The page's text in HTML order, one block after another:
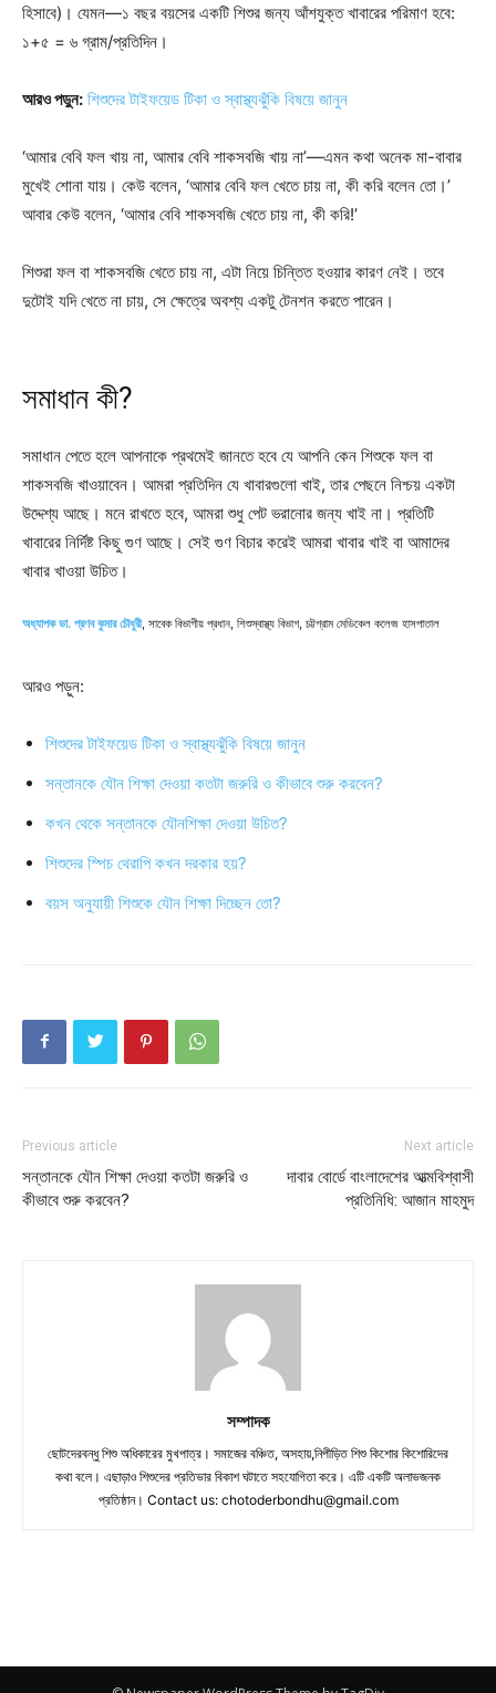
হিসাবে)। যেমন—১ বছর বয়সের একটি শিশুর জন্য আঁশযুক্ত খাবারের পরিমাণ হবে:
১+৫ = ৬ গ্রাম/প্রতিদিন।
আরও পড়ুন: শিশুদের টাইফয়েড টিকা ও স্বাস্থ্যঝুঁকি বিষয়ে জানুন
‘আমার বেবি ফল খায় না, আমার বেবি শাকসবজি খায় না’—এমন কথা অনেক মা-বাবার
মুখেই শোনা যায়। কেউ বলেন, ‘আমার বেবি ফল খেতে চায় না, কী করি বলেন তো।’
আবার কেউ বলেন, ‘আমার বেবি শাকসবজি খেতে চায় না, কী করি!’
শিশুরা ফল বা শাকসবজি খেতে চায় না, এটা নিয়ে চিন্তিত হওয়ার কারণ নেই। তবে
দুটোই যদি খেতে না চায়, সে ক্ষেত্রে অবশ্য একটু টেনশন করতে পারেন।
সমাধান কী?
সমাধান পেতে হলে আপনাকে প্রথমেই জানতে হবে যে আপনি কেন শিশুকে ফল বা
শাকসবজি খাওয়াবেন। আমরা প্রতিদিন যে খাবারগুলো খাই, তার পেছনে নিশ্চয় একটা
উদ্দেশ্য আছে। মনে রাখতে হবে, আমরা শুধু পেট ভরানোর জন্য খাই না। প্রতিটি
খাবারের নির্দিষ্ট কিছু গুণ আছে। সেই গুণ বিচার করেই আমরা খাবার খাই বা আমাদের
খাবার খাওয়া উচিত।
অধ্যাপক ডা. প্রণব কুমার চৌধুরী, সাবেক বিভাগীয় প্রধান, শিশুস্বাস্থ্য বিভাগ, চট্টগ্রাম মেডিকেল কলেজ হাসপাতাল
আরও পড়ুন:
শিশুদের টাইফয়েড টিকা ও স্বাস্থ্যঝুঁকি বিষয়ে জানুন
সন্তানকে যৌন শিক্ষা দেওয়া কতটা জরুরি ও কীভাবে শুরু করবেন?
কখন থেকে সন্তানকে যৌনশিক্ষা দেওয়া উচিত?
শিশুদের স্পিচ থেরাপি কখন দরকার হয়?
বয়স অনুযায়ী শিশুকে যৌন শিক্ষা দিচ্ছেন তো?
Previous article
সন্তানকে যৌন শিক্ষা দেওয়া কতটা জরুরি ও
কীভাবে শুরু করবেন?
Next article
দাবার বোর্ডে বাংলাদেশের আত্মবিশ্বাসী
প্রতিনিধি: আজান মাহমুদ
সম্পাদক
ছোটদেরবন্ধু শিশু অধিকারের মুখপাত্র। সমাজের বঞ্চিত, অসহায়,নিপীড়িত শিশু কিশোর কিশোরিদের
কথা বলে। এছাড়াও শিশুদের প্রতিভার বিকাশ ঘটাতে সহযোগিতা করে। এটি একটি অলাভজনক
প্রতিষ্ঠান। Contact us: chotoderbondhu@gmail.com